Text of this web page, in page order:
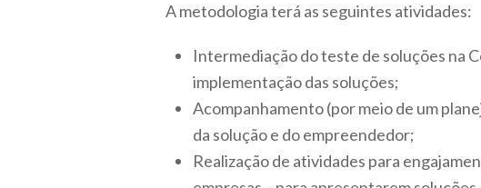
A metodologia terá as seguintes atividades:
Intermediação do teste de soluções na
implementação das soluções;
Acompanhamento (por meio de um
da solução e do empreendedor;
Realização de atividades para